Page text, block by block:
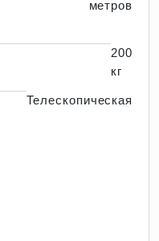
метров
200
кг
Телескопическая